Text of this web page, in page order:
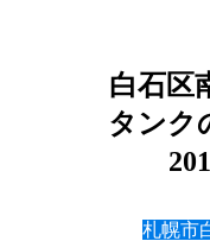
白石区
タンク
札幌市